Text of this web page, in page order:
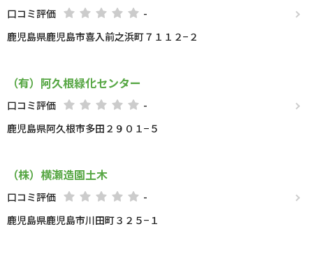
口コミ評価
-
鹿児島県鹿児島市喜入前之浜町７１１２−２
（有）阿久根緑化センター
口コミ評価
-
鹿児島県阿久根市多田２９０１−５
（株）横瀬造園土木
口コミ評価
-
鹿児島県鹿児島市川田町３２５−１